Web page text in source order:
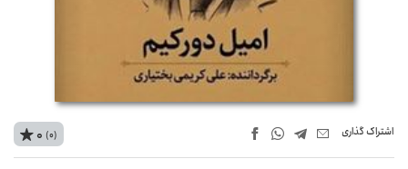
اشتراک‌ گذاری 0 (0)